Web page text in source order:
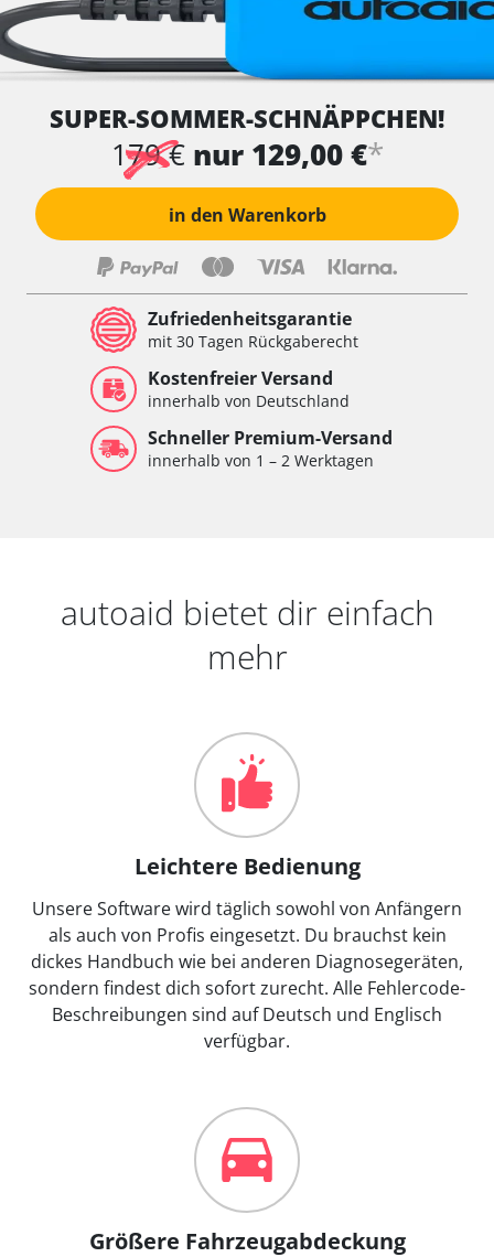
SUPER-SOMMER-SCHNÄPPCHEN!
179 € nur 129,00 €*
in den Warenkorb
Zufriedenheitsgarantie
mit 30 Tagen Rückgaberecht
Kostenfreier Versand
innerhalb von Deutschland
Schneller Premium-Versand
innerhalb von 1 – 2 Werktagen
autoaid bietet dir einfach
mehr
Leichtere Bedienung
Unsere Software wird täglich sowohl von Anfängern
als auch von Profis eingesetzt. Du brauchst kein
dickes Handbuch wie bei anderen Diagnosegeräten,
sondern findest dich sofort zurecht. Alle Fehlercode-
Beschreibungen sind auf Deutsch und Englisch
verfügbar.
Größere Fahrzeugabdeckung